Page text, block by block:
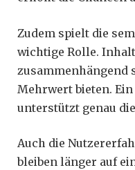
Zudem spielt die
wichtige Rolle.
zusammenhängend
Mehrwert bieten.
unterstützt genau
Auch die
bleiben länger auf